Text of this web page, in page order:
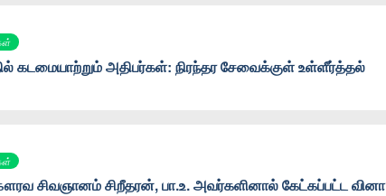
கடமையாற்றும் அதிபர்கள்: நிரந்தர சேவைக்குள் உள்ளீர்த்தல்
சிவஞானம் சிறீதரன், பா.உ. அவர்களினால் கேட்கப்பட்ட வினா